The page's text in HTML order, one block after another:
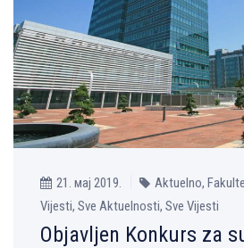
21. мај 2019.
Aktuelno,
Vijesti, Sve Aktuelnosti, Sve Vijesti
Objavljen Konkurs za